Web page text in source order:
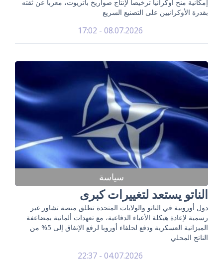
إمكانية منح أوكرانيا ترخيصاً لإنتاج صواريخ باتريوت، معرباً عن ثقته
بقدرة الأوكرانيين على التصنيع السريع
08.07.2026 - 17:02
سياسة
الناتو يستعد لتغييرات كبرى
دول أوروبية في الناتو والولايات المتحدة تطلق منصة تشاور غير
رسمية لإعادة هيكلة الأعباء الدفاعية، مع تعهدات ألمانية بمضاعفة
الميزانية العسكرية ودفع لحلفاء أوروبا لرفع الإنفاق إلى 5% من
الناتج المحلي
04.07.2026 - 22:37